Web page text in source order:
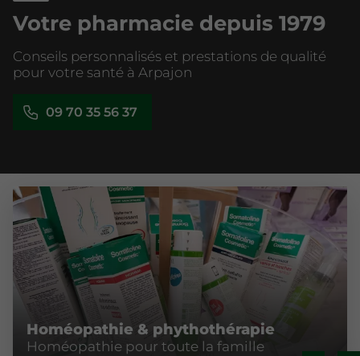
Votre pharmacie depuis 1979
Conseils personnalisés et prestations de qualité
pour votre santé à Arpajon
09 70 35 56 37
Homéopathie & phythothérapie
Homéopathie pour toute la famille